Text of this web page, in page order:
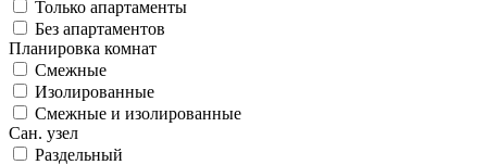
Только апартаменты
Без апартаментов
Планировка комнат
Смежные
Изолированные
Смежные и изолированные
Сан. узел
Раздельный